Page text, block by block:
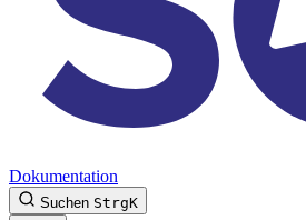
Dokumentation
Suchen StrgK